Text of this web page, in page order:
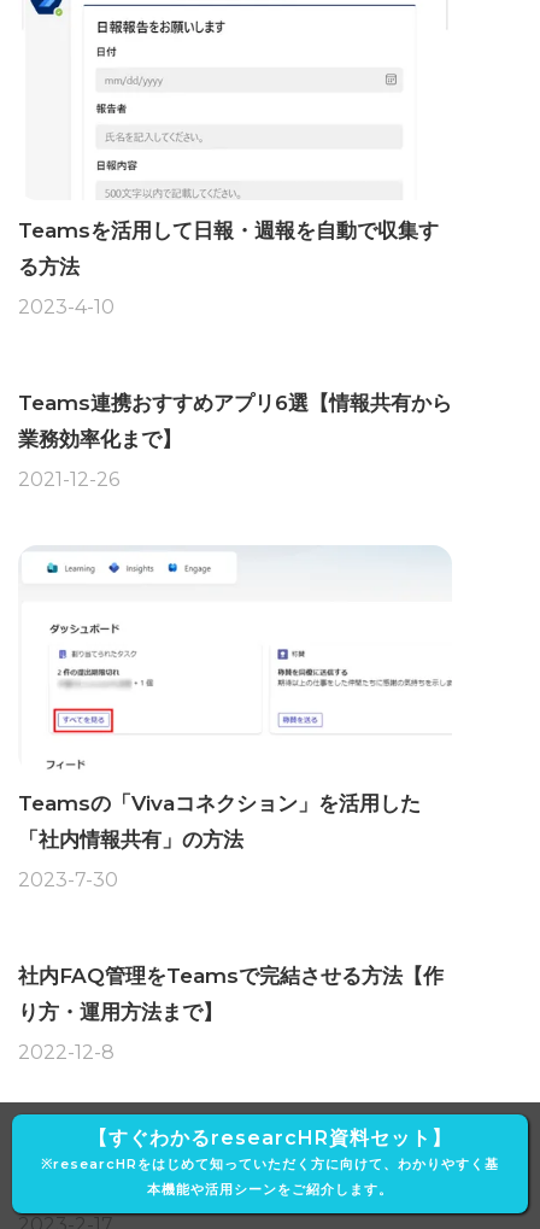
Teamsを活用して日報・週報を自動で収集す
る方法
2023-4-10
Teams連携おすすめアプリ6選【情報共有から
業務効率化まで】
2021-12-26
Teamsの「Vivaコネクション」を活用した
「社内情報共有」の方法
2023-7-30
社内FAQ管理をTeamsで完結させる方法【作
り方・運用方法まで】
2022-12-8
Teams「シフト」機能の活用方法と効果的な
使い方（勤怠・出勤管理など）
【すぐわかるresearcHR資料セット】
※researcHRをはじめて知っていただく方に向けて、わかりやすく基
本機能や活用シーンをご紹介します。